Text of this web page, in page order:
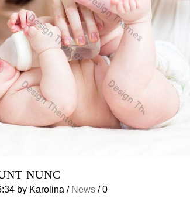
NUNC
by Karolina / News /0